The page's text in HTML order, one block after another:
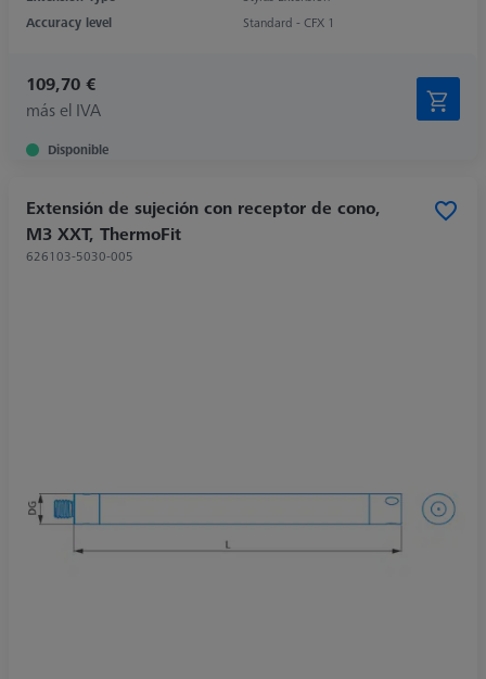
Accuracy level
Standard - CFX 1
109,70 €
más el IVA
Disponible
Extensión de sujeción con receptor de cono,
M3 XXT, ThermoFit
626103-5030-005